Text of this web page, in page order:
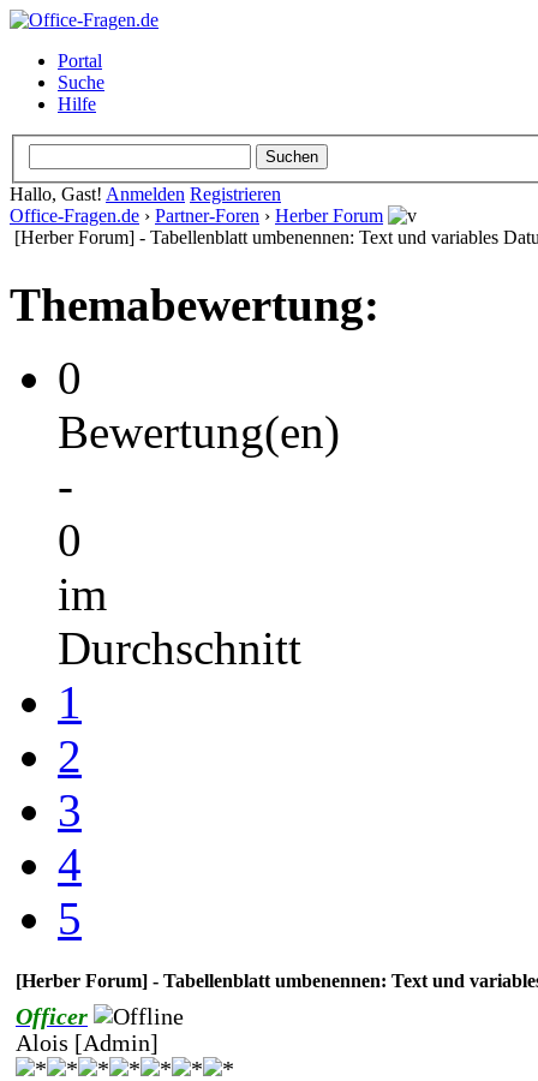
Portal
Suche
Hilfe
Hallo, Gast! Anmelden Registrieren
Office-Fragen.de › Partner-Foren › Herber Forum
[Herber Forum] - Tabellenblatt umbenennen: Text und variables
Themabewertung:
0
Bewertung(en)
-
0
im
Durchschnitt
1
2
3
4
5
[Herber Forum] - Tabellenblatt umbenennen: Text und
Officer
Alois [Admin]